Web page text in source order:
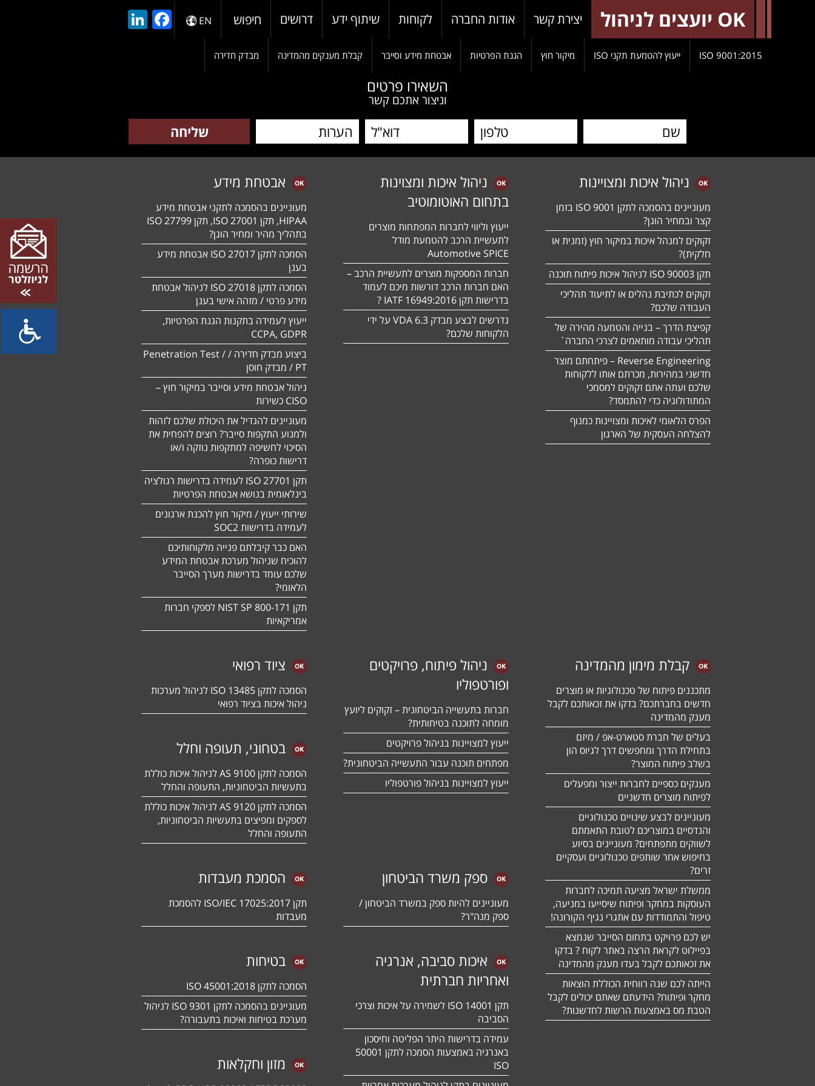
OK יועצים לניהול יצירת קשר אודות החברה לקוחות שיתוף ידע דרושים חיפוש EN
Facebook
9001:2015 ISO ייעוץ להטמעת תקני ISO מיקור חוץ הגנת הפרטיות אבטחת מידע וסייבר קבלת מענקים מהמדינה מבדק חדירה
השאירו פרטים
וניצור אתכם קשר
ניהול איכות ומצויינות
מעוניינים בהסמכה לתקן ISO 9001 בזמן
קצר ובמחיר הוגן?
זקוקים למנהל איכות במיקור חוץ (זמנית או
חלקית)?
תקן ISO 90003 לניהול איכות פיתוח תוכנה
זקוקים לכתיבת נהלים או לתיעוד תהליכי
העבודה שלכם?
קפיצת הדרך – בנייה והטמעה מהירה של
תהליכי עבודה מותאמים לצרכי החברה`
Reverse Engineering – פיתחתם מוצר
חדשני במהירות, מכרתם אותו ללקוחות
שלכם ועתה אתם זקוקים למסמכי
המתודולוגיה כדי להתמסד?
הפרס הלאומי לאיכות ומצויינות כמנוף
להצלחה העסקית של הארגון
ניהול איכות ומצוינות
בתחום האוטומוטיב
ייעוץ וליווי לחברות המפתחות מוצרים
לתעשיית הרכב להטמעת מודל
Automotive SPICE
חברות המספקות מוצרים לתעשיית הרכב –
האם חברות הרכב דורשות מיכם לעמוד
בדרישות תקן 16949:2016 IATF ?
נדרשים לבצע מבדק VDA 6.3 על ידי
הלקוחות שלכם?
אבטחת מידע
מעוניינים בהסמכה לתקני אבטחת מידע
בתהליך מהיר ומחיר הוגן?
הסמכה לתקן 27017 ISO אבטחת מידע
בענן
הסמכה לתקן ISO 27018 לניהול אבטחת
מידע פרטי / מזהה אישי בענן
ייעוץ לעמידה בתקנות הגנת הפרטיות,
CCPA, GDPR
ביצוע מבדק חדירה / Penetration Test /
PT / מבדק חוסן
ניהול אבטחת מידע וסייבר במיקור חוץ –
CISO כשירות
מעוניינים להגדיל את היכולת שלכם לזהות
ולמנוע התקפות סייבר? רוצים להפחית את
הסיכוי לחשיפה למתקפות נוזקה ו/או
דרישות כופרה?
תקן 27701 ISO לעמידה בדרישות רגולציה
בינלאומית בנושא אבטחת הפרטיות
שירותי ייעוץ / מיקור חוץ להכנת ארגונים
לעמידה בדרישות SOC2
האם כבר קיבלתם פנייה מלקוחותיכם
להוכיח שניהול מערכת אבטחת המידע
שלכם עומד בדרישות מערך הסייבר
הלאומי?
תקן NIST SP 800-171 לספקי חברות
אמריקאיות
קבלת מימון מהמדינה
מתכננים פיתוח של טכנולוגיות או מוצרים
חדשים בחברתכם? בדקו את זכאותכם לקבל
מענק מהמדינה
בעלים של חברת סטארט-אפ / מיזם
בתחילת הדרך ומחפשים דרך לגיוס הון
בשלב פיתוח המוצר?
מענקים כספיים לחברות ייצור ומפעלים
לפיתוח מוצרים חדשניים
מעוניינים לבצע שינויים טכנולוגיים
והנדסיים במוצריכם לטובת התאמתם
לשווקים מתפתחים? מעוניינים בסיוע
בחיפוש אחר שותפים טכנולוגיים ועסקיים
זרים?
ממשלת ישראל מציעה תמיכה לחברות
העוסקות במחקר ופיתוח שיסייעו במניעה,
טיפול והתמודדות עם אתגרי נגיף הקורונה!
יש לכם פרויקט בתחום הסייבר שנמצא
בפיילוט לקראת הרצה באתר לקוח ? בדקו
את זכאותכם לקבל בעדו מענק מהמדינה
הייתה לכם שנה רווחית הכוללת הוצאות
מחקר ופיתוח? הידעתם שאתם יכולים לקבל
הטבת מס באמצעות הרשות לחדשנות?
ניהול פיתוח, פרויקטים
ופורטפוליו
חברות בתעשייה הביטחונית – זקוקים ליועץ
מומחה לתוכנה בטיחותית?
ייעוץ למצויינות בניהול פרויקטים
מפתחים תוכנה עבור התעשייה הביטחונית?
ייעוץ למצויינות בניהול פורטפוליו
ציוד רפואי
הסמכה לתקן 13485 ISO לניהול מערכות
ניהול איכות בציוד רפואי
בטחוני, תעופה וחלל
הסמכה לתקן 9100 AS לניהול איכות כוללת
בתעשיות הביטחוניות, התעופה והחלל
הסמכה לתקן 9120 AS לניהול איכות כוללת
לספקים ומפיצים בתעשיות הביטחוניות,
התעופה והחלל
ספק משרד הביטחון
מעוניינים להיות ספק במשרד הביטחון /
ספק מנה"ר?
הסמכת מעבדות
תקן ISO/IEC 17025:2017 להסמכת
מעבדות
איכות סביבה, אנרגיה
ואחריות חברתית
תקן ISO 14001 לשמירה על איכות וצרכי
הסביבה
עמידה בדרישות היתר הפליטה וחיסכון
באנרגיה באמצעות הסמכה לתקן 50001
ISO
בטיחות
הסמכה לתקן ISO 45001:2018
מעוניינים בהסמכה לתקן ISO 9301 לניהול
מערכת בטיחות ואיכות בתעבורה?
מזון וחקלאות